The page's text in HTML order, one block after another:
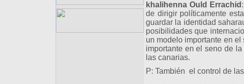
khalihenna Ould Errachid
de dirigir políticamente
guardar la identidad
posibilidades que
un modelo importante en
importante en el seno de
las canarias.
P: También el control de